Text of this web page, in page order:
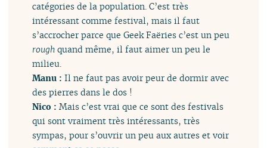
catégories de la population. C’est très
intéressant comme festival, mais il faut
s’accrocher parce que Geek Faëries c’est un peu
rough quand même, il faut aimer un peu le
milieu.
Manu :Il ne faut pas avoir peur de dormir avec
des pierres dans le dos !
Nico :Mais c’est vrai que ce sont des festivals
qui sont vraiment très intéressants, très
sympas, pour s’ouvrir un peu aux autres et voir